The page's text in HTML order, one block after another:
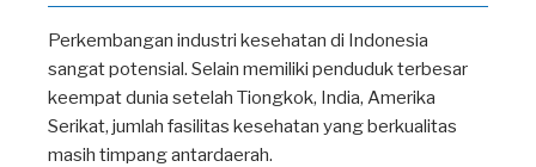
Perkembangan industri kesehatan di Indonesia
sangat potensial. Selain memiliki penduduk terbesar
keempat dunia setelah Tiongkok, India, Amerika
Serikat, jumlah fasilitas kesehatan yang berkualitas
masih timpang antardaerah.